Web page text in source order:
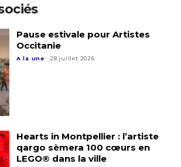
Pause estivale pour Artistes
Occitanie
A la une 28 juillet 2026
Hearts in Montpellier : l’artiste
qargo sèmera 100 cœurs en
LEGO® dans la ville